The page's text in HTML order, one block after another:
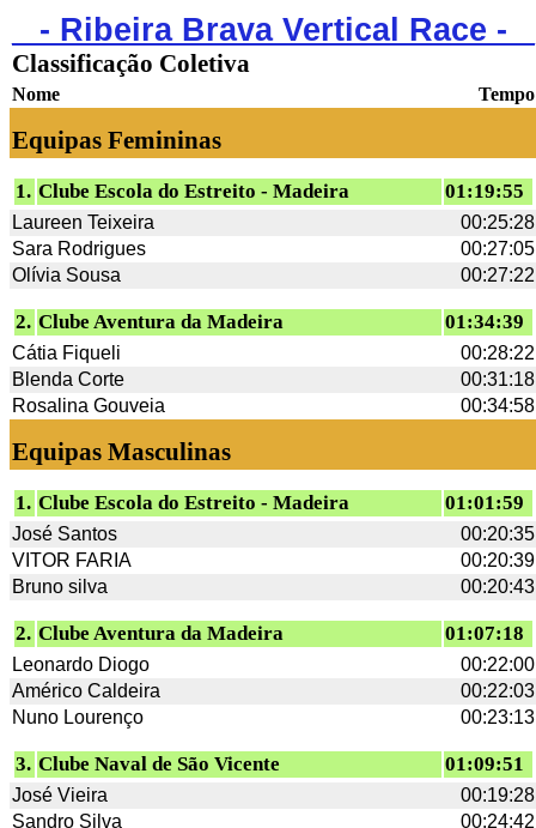
_ - Ribeira Brava Vertical Race - _
Classificação Coletiva
Nome Tempo
Equipas Femininas
1. Clube Escola do Estreito - Madeira 01:19:55
Laureen Teixeira
00:25:28
Sara Rodrigues
00:27:05
Olívia Sousa
00:27:22
2. Clube Aventura da Madeira 01:34:39
Cátia Fiqueli
00:28:22
Blenda Corte
00:31:18
Rosalina Gouveia
00:34:58
Equipas Masculinas
1. Clube Escola do Estreito - Madeira 01:01:59
José Santos
00:20:35
VITOR FARIA
00:20:39
Bruno silva
00:20:43
2. Clube Aventura da Madeira 01:07:18
Leonardo Diogo
00:22:00
Américo Caldeira
00:22:03
Nuno Lourenço
00:23:13
3. Clube Naval de São Vicente 01:09:51
José Vieira
00:19:28
Sandro Silva
00:24:42